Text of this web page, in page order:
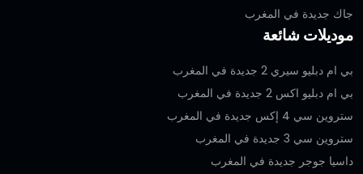
جاك جديدة في المغرب
موديلات شائعة
بي ام دبليو سيري 2 جديدة في المغرب
بي ام دبليو اكس 2 جديدة في المغرب
ستروين سي 4 إكس جديدة في المغرب
ستروين سي 3 جديدة في المغرب
داسيا جوجر جديدة في المغرب